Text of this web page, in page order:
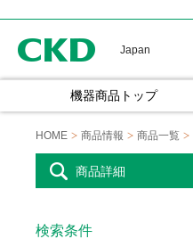
Japan
機器商品トップ
HOME 商品情報 商品一覧
商品詳細
検索条件